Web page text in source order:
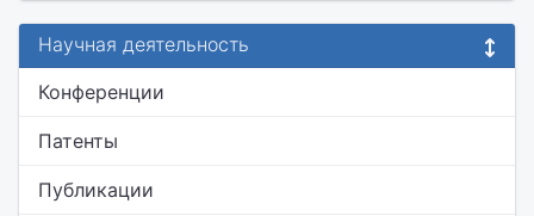
Научная деятельность
Конференции
Патенты
Публикации